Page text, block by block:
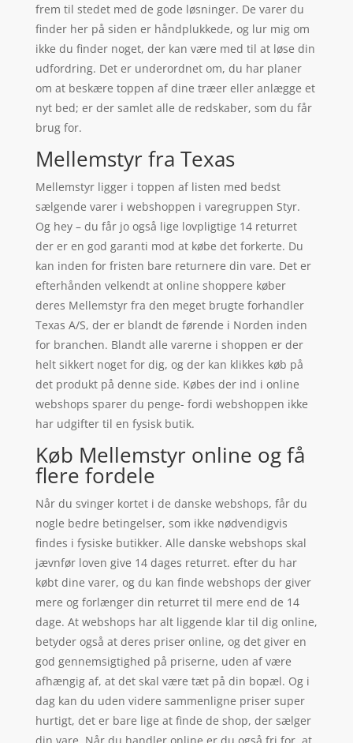
frem til stedet med de gode løsninger. De varer du
finder her på siden er håndplukkede, og lur mig om
ikke du finder noget, der kan være med til at løse din
udfordring. Det er underordnet om, du har planer
om at beskære toppen af dine træer eller anlægge et
nyt bed; er der samlet alle de redskaber, som du får
brug for.
Mellemstyr fra Texas
Mellemstyr ligger i toppen af listen med bedst
sælgende varer i webshoppen i varegruppen Styr.
Og hey – du får jo også lige lovpligtige 14 returret
der er en god garanti mod at købe det forkerte. Du
kan inden for fristen bare returnere din vare. Det er
efterhånden velkendt at online shoppere køber
deres Mellemstyr fra den meget brugte forhandler
Texas A/S, der er blandt de førende i Norden inden
for branchen. Blandt alle varerne i shoppen er der
helt sikkert noget for dig, og der kan klikkes køb på
det produkt på denne side. Købes der ind i online
webshops sparer du penge- fordi webshoppen ikke
har udgifter til en fysisk butik.
Køb Mellemstyr online og få
flere fordele
Når du svinger kortet i de danske webshops, får du
nogle bedre betingelser, som ikke nødvendigvis
findes i fysiske butikker. Alle danske webshops skal
jævnfør loven give 14 dages returret. efter du har
købt dine varer, og du kan finde webshops der giver
mere og forlænger din returret til mere end de 14
dage. At webshops har alt liggende klar til dig online,
betyder også at deres priser online, og det giver en
god gennemsigtighed på priserne, uden af være
afhængig af, at det skal være tæt på din bopæl. Og i
dag kan du uden videre sammenligne priser super
hurtigt, det er bare lige at finde de shop, der sælger
din vare. Når du handler online er du også fri for, at